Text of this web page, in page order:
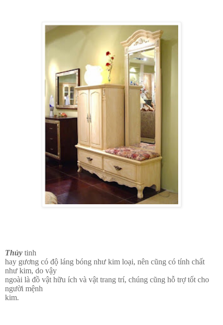
Thủy tinh
hay gương có độ láng bóng như kim loại, nên cũng có tính chất
như kim, do vậy
ngoài là đồ vật hữu ích và vật trang trí, chúng cũng hỗ trợ tốt cho
người mệnh
kim.